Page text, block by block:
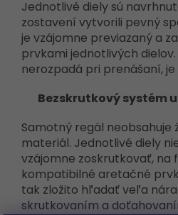
Jednotlivé diely sú
zostavení vytvorili pevný
je vzájomne previazaný a
prvkami jednotlivých
nerozpadá pri prenášaní,
Bezskrutkový systém
Samotný regál neobsahuje
materiál. Jednotlivé diely
vzájomne zoskrutkovať, na
kompatibilné aretačné
tak zložito hľadať veľa
skrutkovaním a